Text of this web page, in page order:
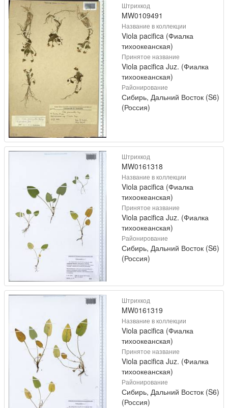
Штрихкод
MW0109491
Название в коллекции
Viola pacifica (Фиалка
тихоокеанская)
Принятое название
Viola pacifica Juz. (Фиалка
тихоокеанская)
Районирование
Сибирь, Дальний Восток (S6)
(Россия)
Штрихкод
MW0161318
Название в коллекции
Viola pacifica (Фиалка
тихоокеанская)
Принятое название
Viola pacifica Juz. (Фиалка
тихоокеанская)
Районирование
Сибирь, Дальний Восток (S6)
(Россия)
Штрихкод
MW0161319
Название в коллекции
Viola pacifica (Фиалка
тихоокеанская)
Принятое название
Viola pacifica Juz. (Фиалка
тихоокеанская)
Районирование
Сибирь, Дальний Восток (S6)
(Россия)